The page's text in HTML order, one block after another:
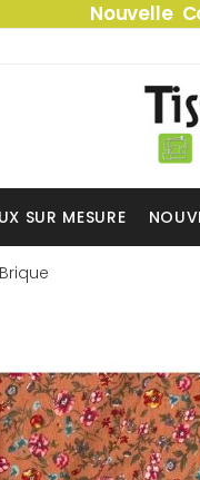
Nouvelle
SUR MESURE